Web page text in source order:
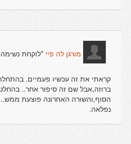
מורגן לה פיי *לוקחת
קראתי את זה עכשיו פעמיים.
ברוזה,אבל שם זה סיפור אחר..
הסוף,והשורה האחרונה פוצעת
נפלאה.